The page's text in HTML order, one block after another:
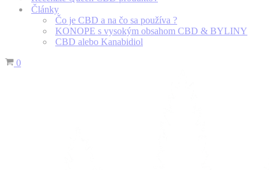
Články
Čo je CBD a na čo sa používa ?
KONOPE s vysokým obsahom CBD & BYLINY
CBD alebo Kanabidiol
Košík
0